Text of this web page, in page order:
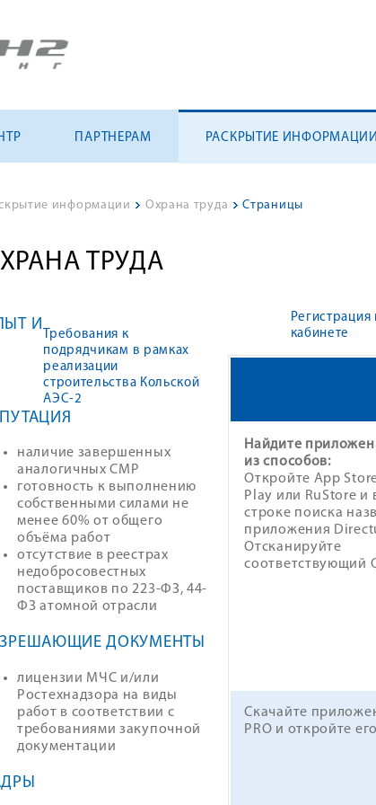
ПАРТНЕРАМ РАСКРЫТИЕ ИНФОРМАЦИИ
информации > Охрана труда > Страницы
ТРУДА
Требования к
подрядчикам в рамках
реализации
строительства Кольской
АЭС-2
И
наличие завершенных
аналогичных СМР
готовность к выполнению
собственными силами не
менее 60% от общего
объёма работ
отсутствие в реестрах
недобросовестных
поставщиков по 223-ФЗ, 44-
ФЗ атомной отрасли
ДОКУМЕНТЫ
лицензии МЧС и/или
Ростехнадзора на виды
работ в соответствии с
требованиями закупочной
документации
кабинете
Найдите
из способов:
Откройте App
Play или RuStore и
строке поиска
приложения
Отсканируйте
соответствующий
Скачайте
PRO и откройте его